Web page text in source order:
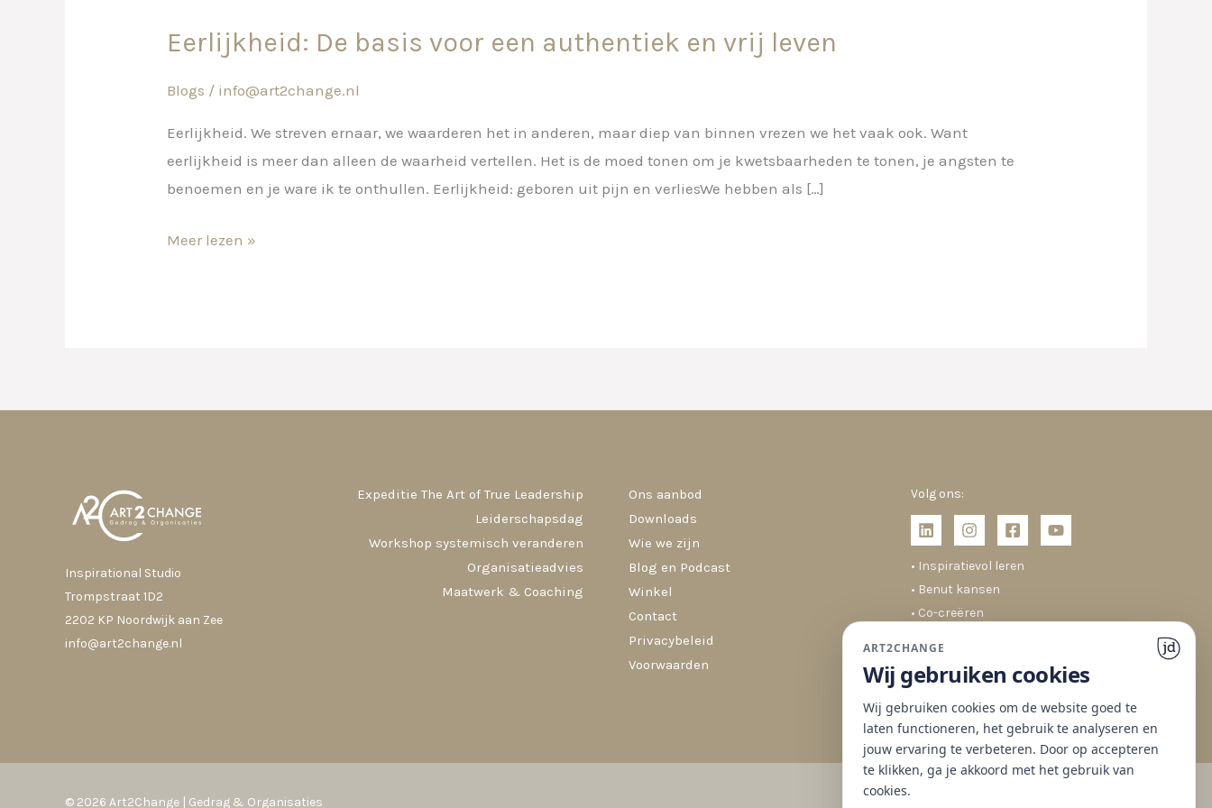
Eerlijkheid: De basis voor een authentiek en vrij leven
Blogs / info@art2change.nl
Eerlijkheid. We streven ernaar, we waarderen het in anderen, maar diep van binnen vrezen we het vaak ook. Want
eerlijkheid is meer dan alleen de waarheid vertellen. Het is de moed tonen om je kwetsbaarheden te tonen, je angsten te
benoemen en je ware ik te onthullen. Eerlijkheid: geboren uit pijn en verliesWe hebben als […]
Eerlijkheid:
basis
vrij
Meer lezen »
Inspirational Studio
Trompstraat 1D2
2202 KP Noordwijk aan Zee
info@art2change.nl
Expeditie The Art of True Leadership
Leiderschapsdag
Workshop systemisch veranderen
Organisatieadvies
Maatwerk & Coaching
Ons aanbod
Downloads
Wie we zijn
Blog en Podcast
Winkel
Contact
Privacybeleid
Voorwaarden
Volg ons:
• Inspiratievol leren
• Benut kansen
• Co-creëren
© 2026 Art2Change | Gedrag & Organisaties
ART2CHANGE
Wij gebruiken cookies
Wij gebruiken cookies om de website goed te
laten functioneren, het gebruik te analyseren en
jouw ervaring te verbeteren. Door op accepteren
te klikken, ga je akkoord met het gebruik van
cookies.